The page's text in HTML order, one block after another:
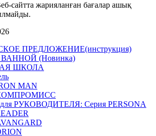
сайтта жарияланған бағалар ашық
ПРЕДЛОЖЕНИЕ(инструкция)
(Новинка)
ШКОЛА
MAN
для РУКОВОДИТЕЛЯ: Серия PERSONA